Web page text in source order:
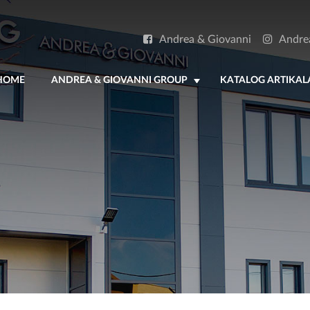
Andrea & Giovanni
ANDREA & GIOVANNI GROUP KATALOG